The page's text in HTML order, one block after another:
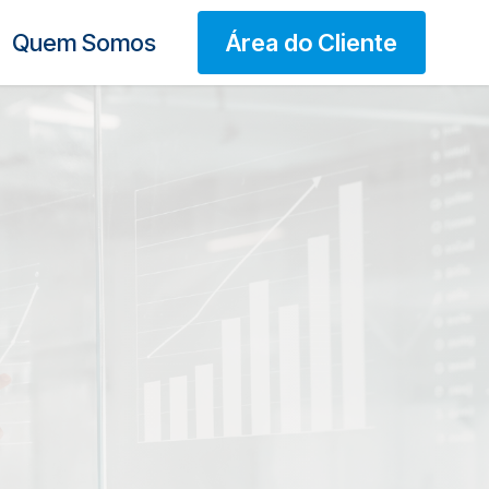
Quem Somos Área do Cliente